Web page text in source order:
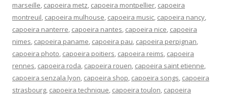
marseille, capoeira metz, capoeira montpellier, capoeira
montreuil, capoeira mulhouse, capoeira music, capoeira nancy,
capoeira nanterre, capoeira nantes, capoeira nice, capoeira
nimes, capoeira paname, capoeira pau, capoeira perpignan,
capoeira photo, capoeira poitiers, capoeira reims, capoeira
rennes, capoeira roda, capoeira rouen, capoeira saint etienne,
capoeira senzala lyon, capoeira shop, capoeira songs, capoeira
strasbourg, capoeira technique, capoeira toulon, capoeira